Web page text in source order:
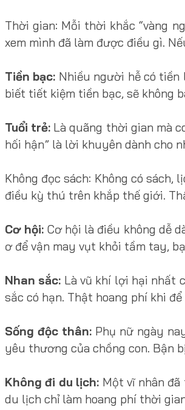
Thời gian: Mỗi thời khắc “vàng
xem mình đã làm được điều gì.
Tiền bạc: Nhiều người hễ có tiền
biết tiết kiệm tiền bạc, sẽ không
Tuổi trẻ: Là quãng thời gian mà
hối hận” là lời khuyên dành cho
Không đọc sách: Không có
điều kỳ thú trên khắp thế giới.
Cơ hội: Cơ hội là điều không dễ
ơ để vận may vụt khỏi tầm tay,
Nhan sắc: Là vũ khí lợi hại nhất
sắc có hạn. Thật hoang phí khi
Sống độc thân:Phụ nữ ngày
yêu thương của chồng con. Bận
Không đi du lịch: Một vĩ nhân
du lịch chỉ làm hoang phí thời